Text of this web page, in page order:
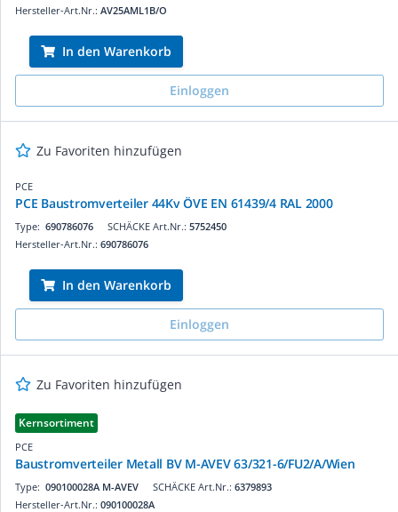
Hersteller-Art.Nr.: AV25AML1B/O
In den Warenkorb
Einloggen
Zu Favoriten hinzufügen
PCE
PCE Baustromverteiler 44Kv ÖVE EN 61439/4 RAL 2000
SCHÄCKE Art.Nr.: 5752450
Type: 690786076
Hersteller-Art.Nr.: 690786076
In den Warenkorb
Einloggen
Zu Favoriten hinzufügen
Kernsortiment
PCE
Baustromverteiler Metall BV M-AVEV 63/321-6/FU2/A/Wien
SCHÄCKE Art.Nr.: 6379893
Type: 090100028A M-AVEV
Hersteller-Art.Nr.: 090100028A